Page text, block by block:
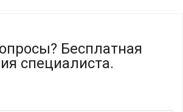
Бесплатная
специалиста.